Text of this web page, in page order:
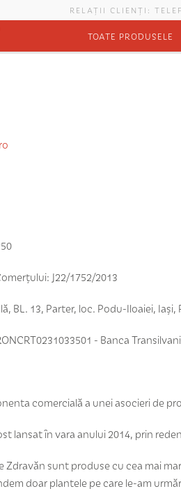
RELAȚII CLIENȚI:
TOATE PRODUSELE
J22/1752/2013
BL. 13, Parter, loc. Podu-Iloaiei, Iași,
- Banca
comercială a unei asocieri de
lansat în vara anului 2014, prin
sunt produse cu cea mai
doar plantele pe care le-am